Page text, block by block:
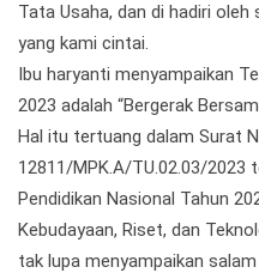
Tata Usaha, dan di hadiri
yang kami cintai.
Ibu haryanti menyampaikan
2023 adalah “Bergerak
Hal itu tertuang dalam Surat
12811/MPK.A/TU.02.03/2023
Pendidikan Nasional Tahun
Kebudayaan, Riset, dan
tak lupa menyampaikan